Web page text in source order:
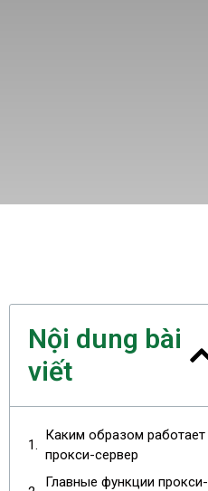
Nội dung bài
viết
Каким образом работает
прокси-сервер
Главные функции прокси-